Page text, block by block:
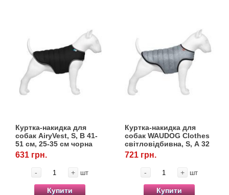
Куртка-накидка для
собак AiryVest, S, B 41-
51 см, 25-35 см чорна
631 грн.
- + шт
Купити
Куртка-накидка для
собак WAUDOG Clothes
світловідбивна, S, А 32
см, B 41-51 см, З 25-35
см
721 грн.
- + шт
Купити